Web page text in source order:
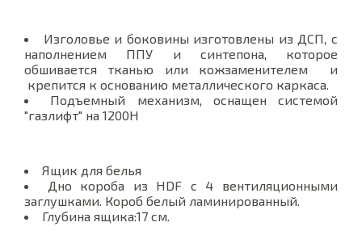
Изголовье и боковины изготовлены из ДСП, с
наполнением ППУ и синтепона, которое
обшивается тканью или кожзаменителем и
крепится к основанию металлического каркаса.
Подъемный механизм, оснащен системой
"газлифт" на 1200Н
Ящик для белья
Дно короба из HDF с 4 вентиляционными
заглушками. Короб белый ламинированный.
Глубина ящика:17 см.